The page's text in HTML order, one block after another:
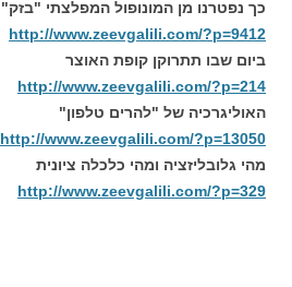
כך נפטרנו מן המונופול המפלצתי "בזק"
http://www.zeevgalili.com/?p=9412
ביום שבו תתרוקן קופת האוצר
http://www.zeevgalili.com/?p=214
האוליגרכיה של "להרים טלפון"
http://www.zeevgalili.com/?p=13050
מהי גלובליזציה ומהי כלכלה ציונית
http://www.zeevgalili.com/?p=329